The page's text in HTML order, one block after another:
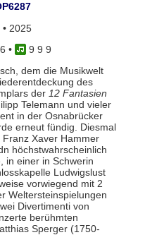
• 2025
•
9 9 9
dem die Musikwelt
des
der 12 Fantasien
Telemann und vieler
in der Osnabrücker
erneut fündig. Diesmal
Xaver Hammer
höchstwahrscheinlich
in einer in Schwerin
Ludwigslust
vorwiegend mit 2
Weltersteinspielungen
Divertimenti von
berühmten
Sperger (1750-